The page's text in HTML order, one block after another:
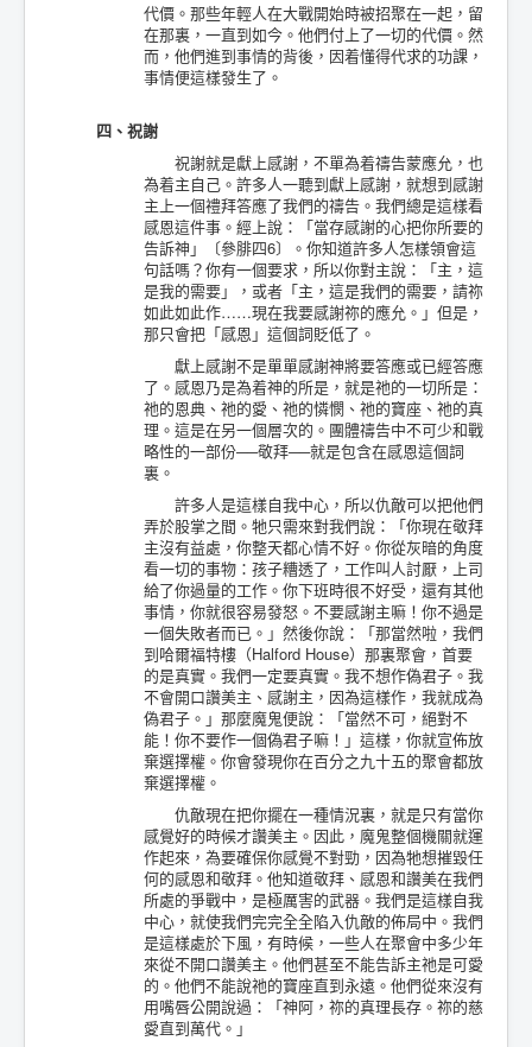
代價。那些年輕人在大戰開始時被招聚在一起，留
在那裏，一直到如今。他們付上了一切的代價。然
而，他們進到事情的背後，因着懂得代求的功課，
事情便這樣發生了。
四、祝謝
祝謝就是獻上感謝，不單為着禱告蒙應允，也
為着主自己。許多人一聽到獻上感謝，就想到感謝
主上一個禮拜答應了我們的禱告。我們總是這樣看
感恩這件事。經上說：「當存感謝的心把你所要的
告訴神」〔參腓四6〕。你知道許多人怎樣領會這
句話嗎？你有一個要求，所以你對主說：「主，這
是我的需要」，或者「主，這是我們的需要，請祢
如此如此作……現在我要感謝祢的應允。」但是，
那只會把「感恩」這個詞貶低了。
獻上感謝不是單單感謝神將要答應或已經答應
了。感恩乃是為着神的所是，就是祂的一切所是：
祂的恩典、祂的愛、祂的憐憫、祂的寶座、祂的真
理。這是在另一個層次的。團體禱告中不可少和戰
略性的一部份──敬拜──就是包含在感恩這個詞
裏。
許多人是這樣自我中心，所以仇敵可以把他們
弄於股掌之間。牠只需來對我們說：「你現在敬拜
主沒有益處，你整天都心情不好。你從灰暗的角度
看一切的事物：孩子糟透了，工作叫人討厭，上司
給了你過量的工作。你下班時很不好受，還有其他
事情，你就很容易發怒。不要感謝主嘛！你不過是
一個失敗者而已。」然後你說：「那當然啦，我們
到哈爾福特樓（Halford House）那裏聚會，首要
的是真實。我們一定要真實。我不想作偽君子。我
不會開口讚美主、感謝主，因為這樣作，我就成為
偽君子。」那麼魔鬼便說：「當然不可，絕對不
能！你不要作一個偽君子嘛！」這樣，你就宣佈放
棄選擇權。你會發現你在百分之九十五的聚會都放
棄選擇權。
仇敵現在把你擺在一種情況裏，就是只有當你
感覺好的時候才讚美主。因此，魔鬼整個機關就運
作起來，為要確保你感覺不對勁，因為牠想摧毀任
何的感恩和敬拜。他知道敬拜、感恩和讚美在我們
所處的爭戰中，是極厲害的武器。我們是這樣自我
中心，就使我們完完全全陷入仇敵的佈局中。我們
是這樣處於下風，有時候，一些人在聚會中多少年
來從不開口讚美主。他們甚至不能告訴主祂是可愛
的。他們不能說祂的寶座直到永遠。他們從來沒有
用嘴唇公開說過：「神阿，祢的真理長存。祢的慈
愛直到萬代。」